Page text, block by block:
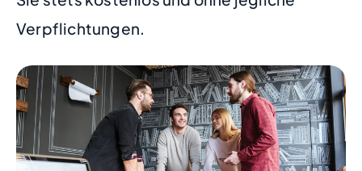
Verpflichtungen.